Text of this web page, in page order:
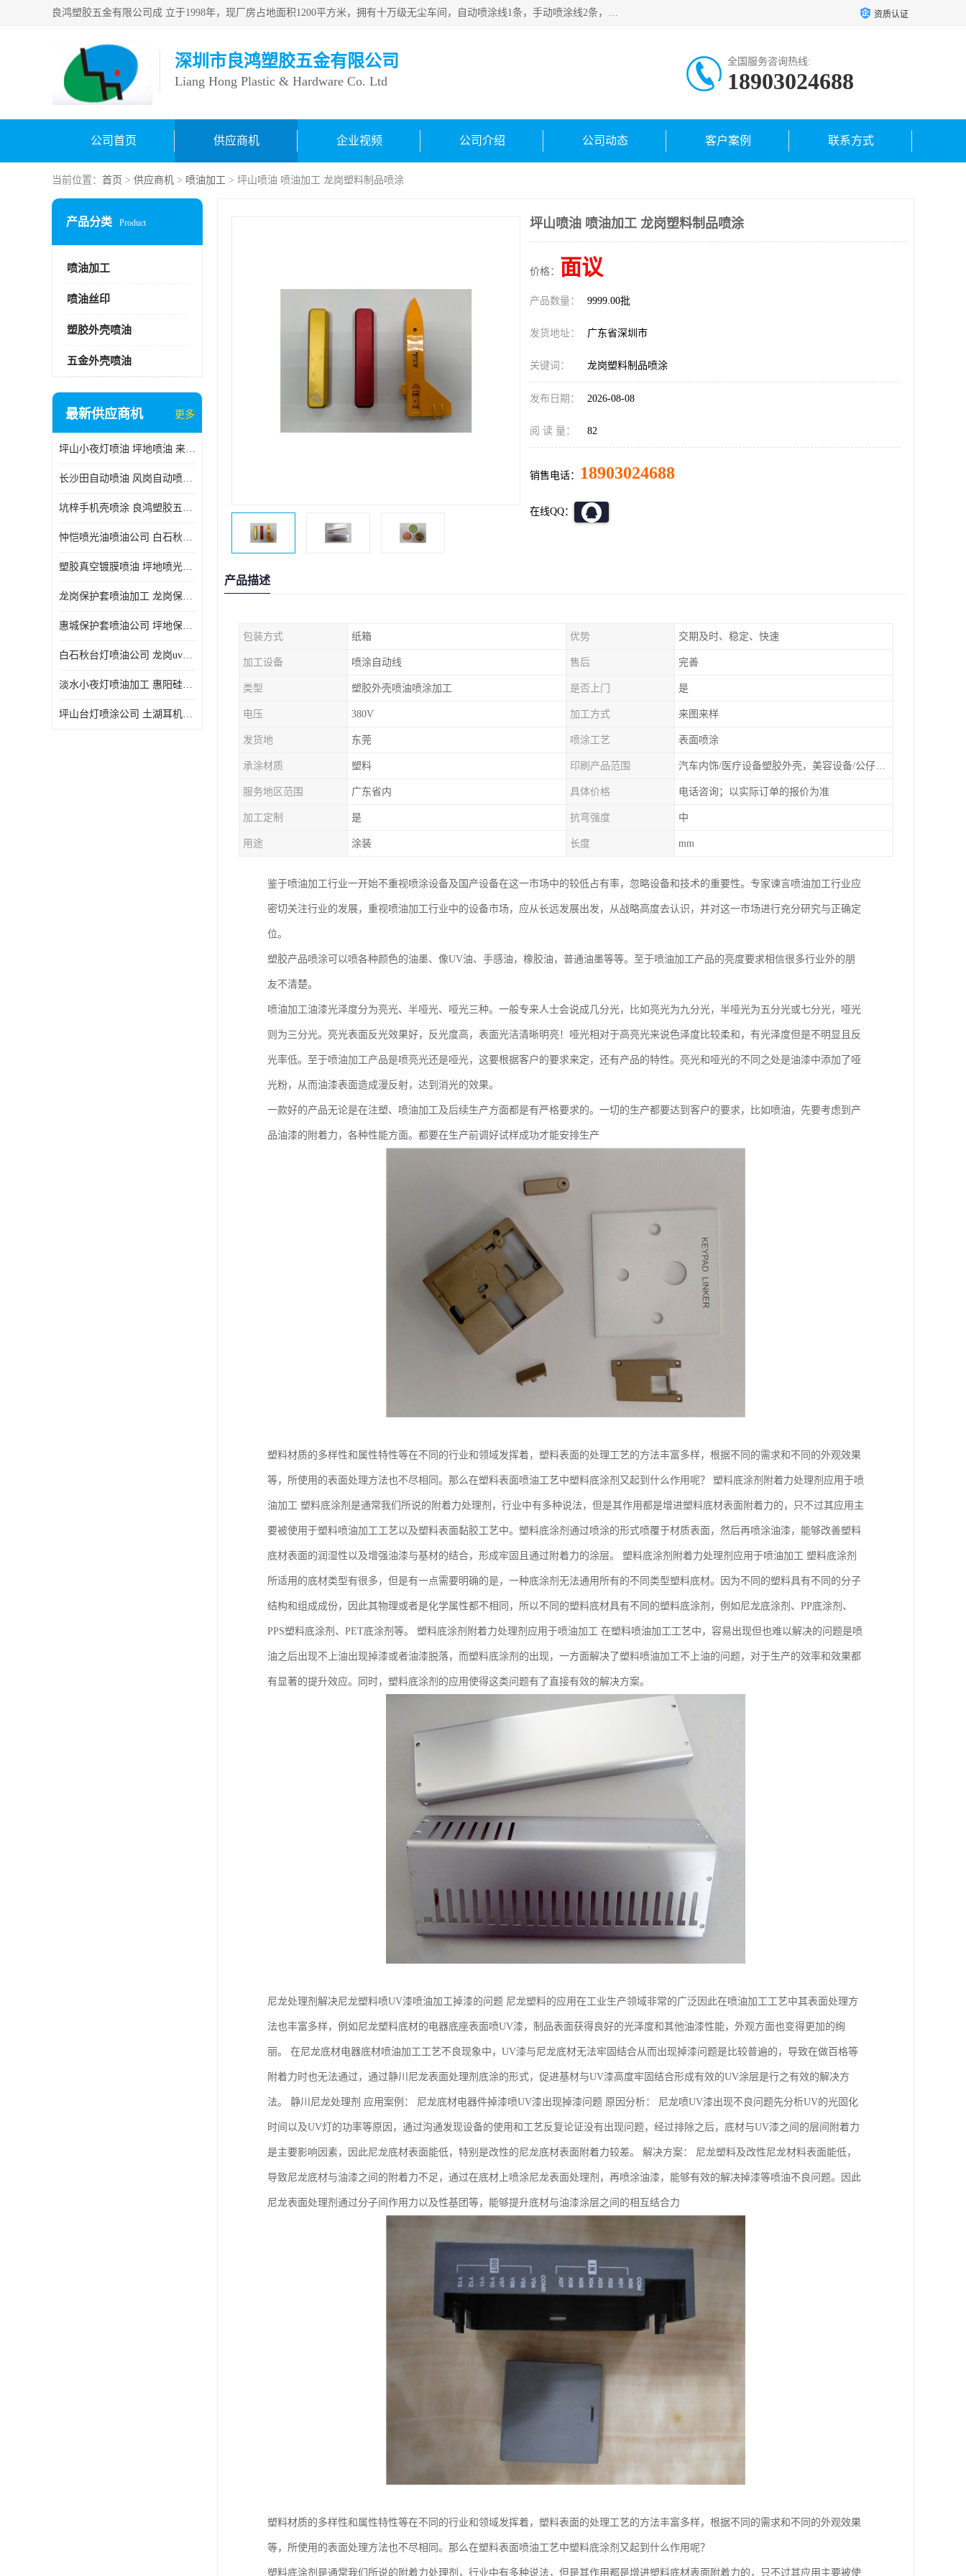
良鸿塑胶五金有限公司成 立于1998年，现厂房占地面积1200平方米，拥有十万级无尘车间，自动喷涂线1条，手动喷涂线2条，丝印移印滚印烫印拉线1条，本公司自建厂以来一直 以“顾客、品质、服务三个第一”为原则，从来货到处理、喷漆、烘烤、品检、包装等每一道工序都严格把持质量关，竭诚为广大朋友、客户服务。现如今已深得广 大客户信赖。 资质认证
深圳市良鸿塑胶五金有限公司
Liang Hong Plastic & Hardware Co. Ltd
全国服务咨询热线:
18903024688
公司首页 供应商机 企业视频 公司介绍 公司动态 客户案例 联系方式
当前位置： 首页 > 供应商机 > 喷油加工 > 坪山喷油 喷油加工 龙岗塑料制品喷涂
产品分类 Product
喷油加工
喷油丝印
塑胶外壳喷油
五金外壳喷油
最新供应商机 更多
坪山小夜灯喷油 坪地喷油 来样订做
长沙田自动喷油 风岗自动喷涂 良鸿塑胶五金
坑梓手机壳喷涂 良鸿塑胶五金 坪地小夜灯喷涂公司
忡恺喷光油喷油公司 白石秋蓝牙喷涂
塑胶真空镀膜喷油 坪地喷光油喷油
龙岗保护套喷油加工 龙岗保护套喷油
惠城保护套喷油公司 坪地保护套喷油 良鸿塑胶五金
白石秋台灯喷油公司 龙岗uv喷油 良鸿塑胶五金
淡水小夜灯喷油加工 惠阳硅胶喷油 良鸿塑胶五金
坪山台灯喷涂公司 土湖耳机喷涂 加工定制
坪山喷油 喷油加工 龙岗塑料制品喷涂
价格： 面议
产品数量： 9999.00批
发货地址： 广东省深圳市
关键词： 龙岗塑料制品喷涂
发布日期： 2026-08-08
阅 读 量： 82
销售电话： 18903024688
在线QQ：
产品描述
包装方式 纸箱 优势 交期及时、稳定、快速
加工设备 喷涂自动线 售后 完善
类型 塑胶外壳喷油喷涂加工 是否上门 是
电压 380V 加工方式 来图来样
发货地 东莞 喷涂工艺 表面喷涂
承涂材质 塑料 印刷产品范围 汽车内饰/医疗设备塑胶外壳，美容设备/公仔动漫
服务地区范围 广东省内 具体价格 电话咨询；以实际订单的报价为准
加工定制 是 抗弯强度 中
用途 涂装 长度 mm
鉴于喷油加工行业一开始不重视喷涂设备及国产设备在这一市场中的较低占有率，忽略设备和技术的重要性。专家谏言喷油加工行业应
密切关注行业的发展，重视喷油加工行业中的设备市场，应从长远发展出发，从战略高度去认识，并对这一市场进行充分研究与正确定
位。
塑胶产品喷涂可以喷各种颜色的油墨、像UV油、手感油，橡胶油，普通油墨等等。至于喷油加工产品的亮度要求相信很多行业外的朋
友不清楚。
喷油加工油漆光泽度分为亮光、半哑光、哑光三种。一般专来人士会说成几分光，比如亮光为九分光，半哑光为五分光或七分光，哑光
则为三分光。亮光表面反光效果好，反光度高，表面光洁清晰明亮！哑光相对于高亮光来说色泽度比较柔和，有光泽度但是不明显且反
光率低。至于喷油加工产品是喷亮光还是哑光，这要根据客户的要求来定，还有产品的特性。亮光和哑光的不同之处是油漆中添加了哑
光粉，从而油漆表面造成漫反射，达到消光的效果。
一款好的产品无论是在注塑、喷油加工及后续生产方面都是有严格要求的。一切的生产都要达到客户的要求，比如喷油，先要考虑到产
品油漆的附着力，各种性能方面。都要在生产前调好试样成功才能安排生产
塑料材质的多样性和属性特性等在不同的行业和领域发挥着，塑料表面的处理工艺的方法丰富多样，根据不同的需求和不同的外观效果
等，所使用的表面处理方法也不尽相同。那么在塑料表面喷油工艺中塑料底涂剂又起到什么作用呢？ 塑料底涂剂附着力处理剂应用于喷
油加工 塑料底涂剂是通常我们所说的附着力处理剂，行业中有多种说法，但是其作用都是增进塑料底材表面附着力的，只不过其应用主
要被使用于塑料喷油加工工艺以及塑料表面黏胶工艺中。塑料底涂剂通过喷涂的形式喷覆于材质表面，然后再喷涂油漆，能够改善塑料
底材表面的润湿性以及增强油漆与基材的结合，形成牢固且通过附着力的涂层。 塑料底涂剂附着力处理剂应用于喷油加工 塑料底涂剂
所适用的底材类型有很多，但是有一点需要明确的是，一种底涂剂无法通用所有的不同类型塑料底材。因为不同的塑料具有不同的分子
结构和组成成份，因此其物理或者是化学属性都不相同，所以不同的塑料底材具有不同的塑料底涂剂，例如尼龙底涂剂、PP底涂剂、
PPS塑料底涂剂、PET底涂剂等。 塑料底涂剂附着力处理剂应用于喷油加工 在塑料喷油加工工艺中，容易出现但也难以解决的问题是喷
油之后出现不上油出现掉漆或者油漆脱落，而塑料底涂剂的出现，一方面解决了塑料喷油加工不上油的问题，对于生产的效率和效果都
有显著的提升效应。同时，塑料底涂剂的应用使得这类问题有了直接有效的解决方案。
尼龙处理剂解决尼龙塑料喷UV漆喷油加工掉漆的问题 尼龙塑料的应用在工业生产领域非常的广泛因此在喷油加工工艺中其表面处理方
法也丰富多样，例如尼龙塑料底材的电器底座表面喷UV漆，制品表面获得良好的光泽度和其他油漆性能，外观方面也变得更加的绚
丽。 在尼龙底材电器底材喷油加工工艺不良现象中，UV漆与尼龙底材无法牢固结合从而出现掉漆问题是比较普遍的，导致在做百格等
附着力时也无法通过，通过静川尼龙表面处理剂底涂的形式，促进基材与UV漆高度牢固结合形成有效的UV涂层是行之有效的解决方
法。 静川尼龙处理剂 应用案例： 尼龙底材电器件掉漆喷UV漆出现掉漆问题 原因分析： 尼龙喷UV漆出现不良问题先分析UV的光固化
时间以及UV灯的功率等原因，通过沟通发现设备的使用和工艺反复论证没有出现问题，经过排除之后，底材与UV漆之间的层间附着力
是主要影响因素，因此尼龙底材表面能低，特别是改性的尼龙底材表面附着力较差。 解决方案： 尼龙塑料及改性尼龙材料表面能低，
导致尼龙底材与油漆之间的附着力不足，通过在底材上喷涂尼龙表面处理剂，再喷涂油漆，能够有效的解决掉漆等喷油不良问题。因此
尼龙表面处理剂通过分子间作用力以及性基团等，能够提升底材与油漆涂层之间的相互结合力
塑料材质的多样性和属性特性等在不同的行业和领域发挥着，塑料表面的处理工艺的方法丰富多样，根据不同的需求和不同的外观效果
等，所使用的表面处理方法也不尽相同。那么在塑料表面喷油工艺中塑料底涂剂又起到什么作用呢？
塑料底涂剂是通常我们所说的附着力处理剂，行业中有多种说法，但是其作用都是增进塑料底材表面附着力的，只不过其应用主要被使